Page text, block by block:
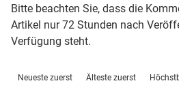
Bitte beachten Sie, dass die
Artikel nur 72 Stunden nach
Verfügung steht.
Neueste zuerst Älteste zuerst